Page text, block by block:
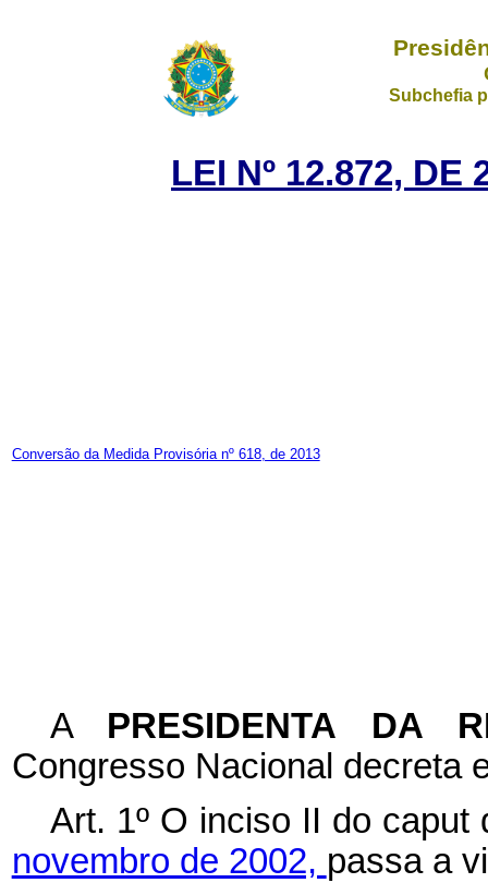
Subchefia
LEI Nº 12.872, DE
Conversão da Medida Provisória nº 618, de 2013
A PRESIDENTA DA
Congresso Nacional decreta
Art. 1º O inciso II do caput
novembro de 2002, passa a